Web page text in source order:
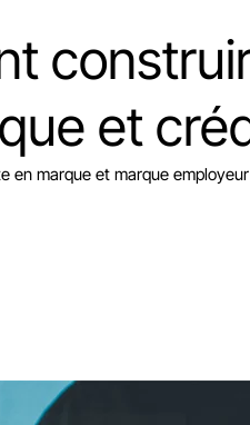
et
en marque et marque employeur